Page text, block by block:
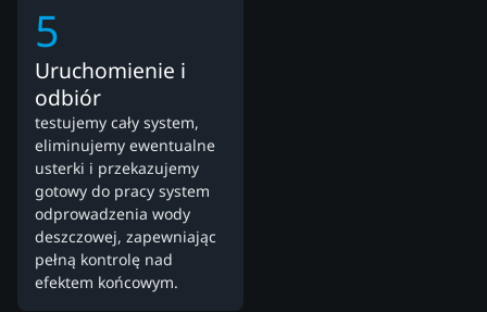
5
Uruchomienie i
odbiór
testujemy cały system,
eliminujemy ewentualne
usterki i przekazujemy
gotowy do pracy system
odprowadzenia wody
deszczowej, zapewniając
pełną kontrolę nad
efektem końcowym.